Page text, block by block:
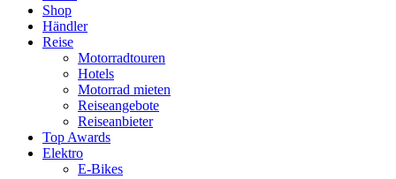
Shop
Händler
Reise
Motorradtouren
Hotels
Motorrad mieten
Reiseangebote
Reiseanbieter
Top Awards
Elektro
E-Bikes